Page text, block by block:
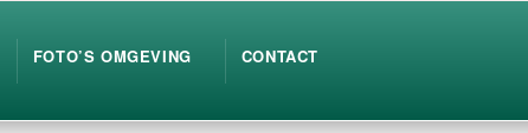
FOTO’S OMGEVING CONTACT